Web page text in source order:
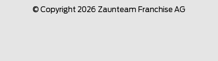
© Copyright 2026 Zaunteam Franchise AG